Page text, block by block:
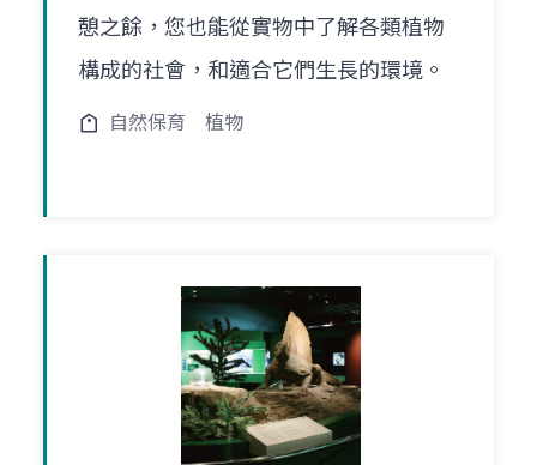
憩之餘，您也能從實物中了解各類植物
構成的社會，和適合它們生長的環境。
自然保育 植物